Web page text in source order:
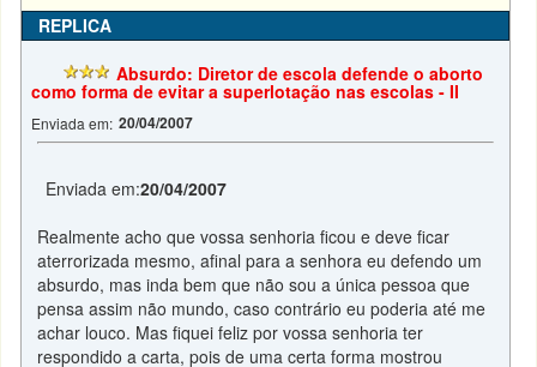
REPLICA
Absurdo: Diretor de escola defende o aborto
como forma de evitar a superlotação nas escolas - II
Enviada em: 20/04/2007
Enviada em:20/04/2007
Realmente acho que vossa senhoria ficou e deve ficar
aterrorizada mesmo, afinal para a senhora eu defendo um
absurdo, mas inda bem que não sou a única pessoa que
pensa assim não mundo, caso contrário eu poderia até me
achar louco. Mas fiquei feliz por vossa senhoria ter
respondido a carta, pois de uma certa forma mostrou